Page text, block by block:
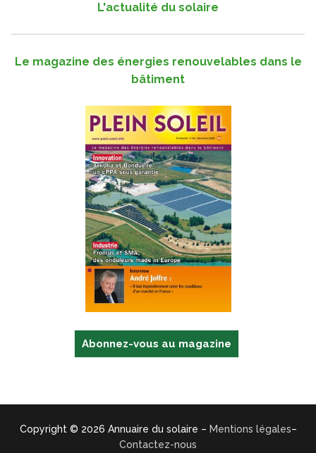
L'actualité du solaire
Le magazine des énergies renouvelables dans le
bâtiment
Abonnez-vous au magazine
Copyright © 2026 Annuaire du solaire – Mentions légales–
Contactez-nous